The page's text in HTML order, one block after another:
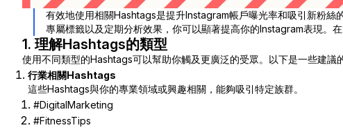
有效地使用相關Hashtags是提升Instagram帳戶曝光率和吸引新粉
專屬標籤以及定期分析效果，你可以顯著提高你的Instagram表現。
1. 理解Hashtags的類型
使用不同類型的Hashtags可以幫助你觸及更廣泛的受眾。以下是一些建議
行業相關Hashtags
這些Hashtags與你的專業領域或興趣相關，能夠吸引特定族群。
#DigitalMarketing
#FitnessTips